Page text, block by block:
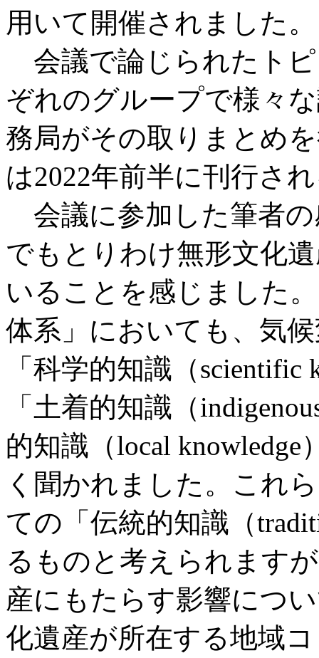
用いて開催されました。
会議で論じられたト
ぞれのグループで様々
務局がその取りまとめ
は2022年前半に刊行さ
会議に参加した筆者
でもとりわけ無形文化
いることを感じました
体系」においても、気
「科学的知識（
「土着的知識（
的知識（local
く聞かれました。これ
ての「伝統的知識（
るものと考えられます
産にもたらす影響につ
化遺産が所在する地域